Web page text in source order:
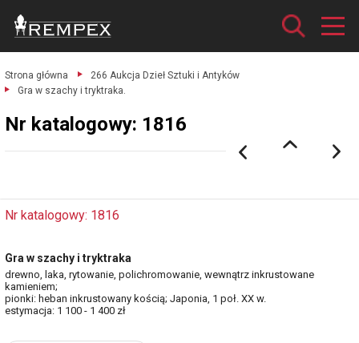
Strona główna
266 Aukcja Dzieł Sztuki i Antyków
Gra w szachy i tryktraka.
Nr katalogowy: 1816
Nr katalogowy: 1816
Gra w szachy i tryktraka
drewno, laka, rytowanie, polichromowanie, wewnątrz inkrustowane
kamieniem;
pionki: heban inkrustowany kością; Japonia, 1 poł. XX w.
estymacja: 1 100 - 1 400 zł